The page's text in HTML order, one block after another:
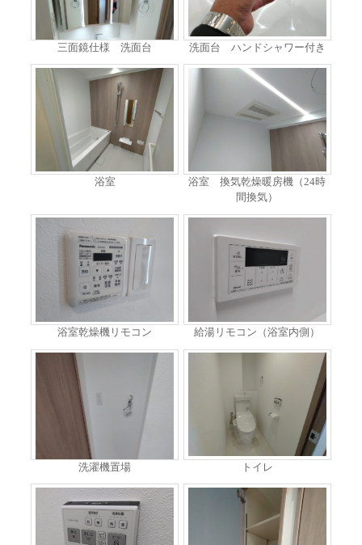
三面鏡仕様 洗面台 洗面台 ハンドシャワー付き
浴室
浴室 換気乾燥暖房機（24時
間換気）
浴室乾燥機リモコン 給湯リモコン（浴室内側）
洗濯機置場 トイレ